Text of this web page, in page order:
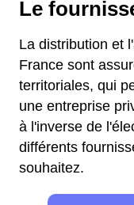
Le
La distribution et
France sont
territoriales, qui
une entreprise
à l'inverse de
différents
souhaitez.